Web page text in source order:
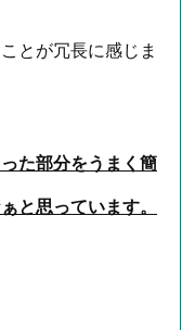
とが冗長に感じま
た部分をうまく簡
と思っています。